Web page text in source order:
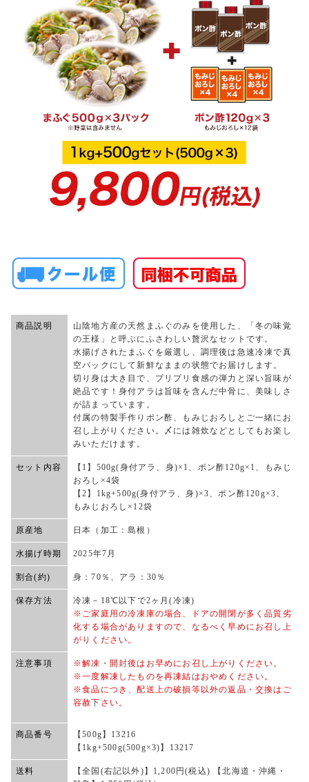
商品説明
山陰地方産の天然まふぐのみを使用した、「冬の味覚
の王様」と呼ぶにふさわしい贅沢なセットです。
水揚げされたまふぐを厳選し、調理後は急速冷凍で真
空パックにして新鮮なままの状態でお届けします。
切り身は大き目で、プリプリ食感の弾力と深い旨味が
絶品です！身付アラは旨味を含んだ中骨に、美味しさ
が詰まっています。
付属の特製手作りポン酢、もみじおろしとご一緒にお
召し上がりください。〆には雑炊などとしてもお楽し
みいただけます。
セット内容
【1】500g(身付アラ、身)×1、ポン酢120g×1、もみじ
おろし×4袋
【2】1kg+500g(身付アラ、身)×3、ポン酢120g×3、
もみじおろし×12袋
原産地 日本（加工：島根）
水揚げ時期 2025年7月
割合(約) 身：70％、アラ：30％
保存方法
冷凍－18℃以下で2ヶ月(冷凍)
※ご家庭用の冷凍庫の場合、ドアの開閉が多く品質劣
化する場合がありますので、なるべく早めにお召し上
がりください。
注意事項
※解凍・開封後はお早めにお召し上がりください。
※一度解凍したものを再凍結はおやめください。
※食品につき、配送上の破損等以外の返品・交換はご
容赦下さい。
商品番号
【500g】13216
【1kg+500g(500g×3)】13217
送料
【全国(右記以外)】1,200円(税込) 【北海道・沖縄・